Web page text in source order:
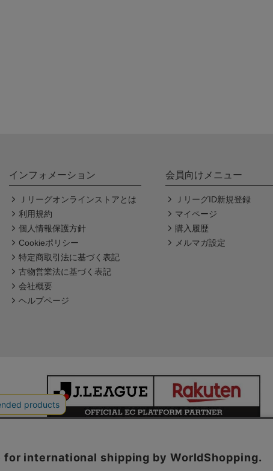
インフォメーション
Ｊリーグオンラインストアとは
利用規約
個人情報保護方針
Cookieポリシー
特定商取引法に基づく表記
古物営業法に基づく表記
会社概要
ヘルプページ
会員向けメニュー
ＪリーグID新規登録
マイページ
購入履歴
メルマガ設定
本サイトで使用している文章・画像等の無断での複製・転載を禁止します。
© JAPAN PROFESSIONAL FOOTBALL LEAGUE Rakuten Group, Inc.